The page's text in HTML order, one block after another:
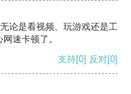
论是看视频、玩游戏还是工
速卡顿了。
支持[0] 反对[0]